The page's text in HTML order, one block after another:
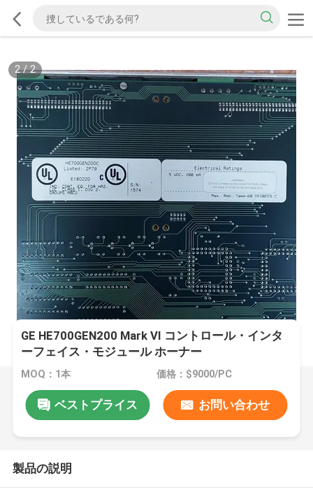
2/2
GE HE700GEN200 Mark VI コントロール・インタ
ーフェイス・モジュール ホーナー
MOQ：1本 価格：$9000/PC
ベストプライス お問い合わせ
製品の説明